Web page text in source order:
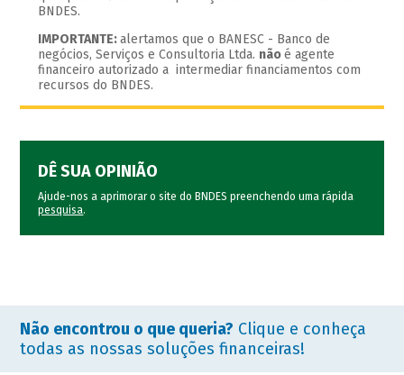
BNDES.
IMPORTANTE:alertamos que o BANESC - Banco de
negócios, Serviços e Consultoria Ltda. nãoé agente
financeiro autorizado a intermediar financiamentos com
recursos do BNDES.
DÊ SUA OPINIÃO
Ajude-nos a aprimorar o site do BNDES preenchendo uma rápida
pesquisa.
Não encontrou o que queria? Clique e conheça
todas as nossas soluções financeiras!